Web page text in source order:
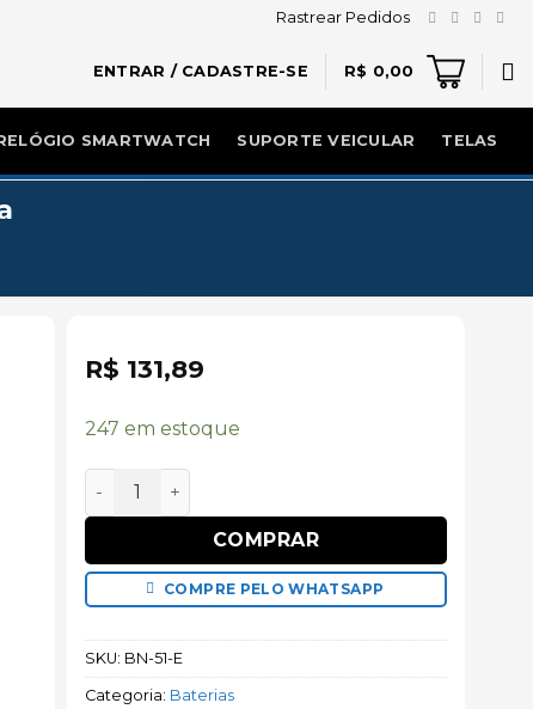
Rastrear Pedidos
ENTRAR / CADASTRE-SE R$ 0,00
SMARTWATCH SUPORTE VEICULAR TELAS
R$ 131,89
247 em estoque
Bateria BN51 Original Xiaomi Redmi 8/8a
COMPRAR
COMPRE PELO WHATSAPP
SKU: BN-51-E
Categoria: Baterias